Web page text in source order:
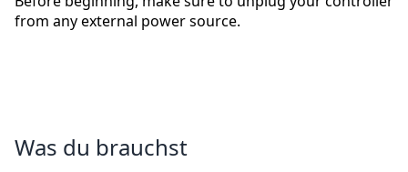
from any external power source.
Was du brauchst